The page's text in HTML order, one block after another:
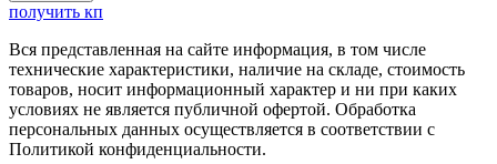
получить кп
Вся представленная на сайте информация, в том числе
технические характеристики, наличие на складе, стоимость
товаров, носит информационный характер и ни при каких
условиях не является публичной офертой. Обработка
персональных данных осуществляется в соответствии с
Политикой конфиденциальности.